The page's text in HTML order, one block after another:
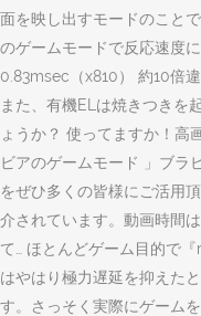
面を映し出すモードのこと
のゲームモードで反応速度
0.83msec（x810） 約10倍
また、有機ELは焼きつきを
ょうか？ 使ってますか！高
ビアのゲームモード 」ブラ
をぜひ多くの皆様にご活用
介されています。動画時間
て… ほとんどゲーム目的で
はやはり極力遅延を抑えた
す。さっそく実際にゲーム